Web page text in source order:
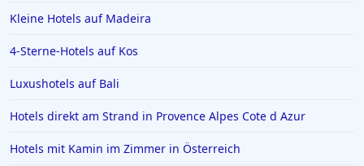
Hotels in Würzburg
Hotels in Borkum
Hotels in Bregenz
Kleine Hotels auf Madeira
4-Sterne-Hotels auf Kos
Luxushotels auf Bali
Hotels direkt am Strand in Provence Alpes Cote d Azur
Hotels mit Kamin im Zimmer in Österreich